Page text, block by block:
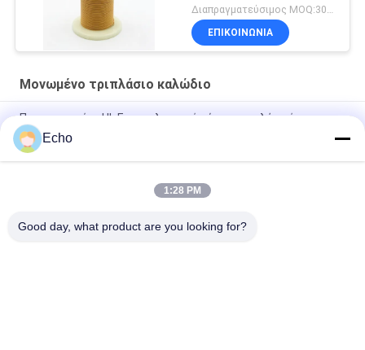
ΕΠΙΚΟΙΝΩΝΙΑ
Μονωμένο τριπλάσιο καλώδιο
Πιστοποιημένο UL Επαγγελματικό σύρμα τριπλής μόνωσης
σύρμα περιέλιξης χαλκού TIW για μετασχηματιστές
Τριπλό μονωμένο σύρμα 0,15mm Μονωμένο σύρμα TIW
TIW-B/F Τριπλή μόνωση σύρμα 0,15 mm μονωμένο TIW
Echo
1:28 PM
Good day, what product are you looking for?